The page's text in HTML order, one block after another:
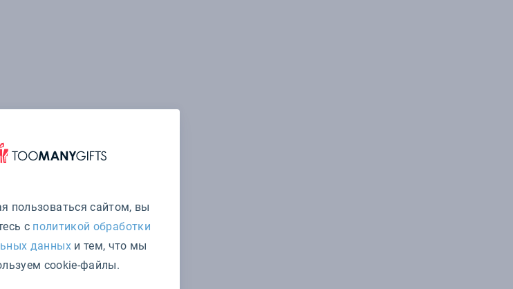
пользоваться сайтом, вы
с политикой обработки
данныхи тем, что мы
cookie-файлы.